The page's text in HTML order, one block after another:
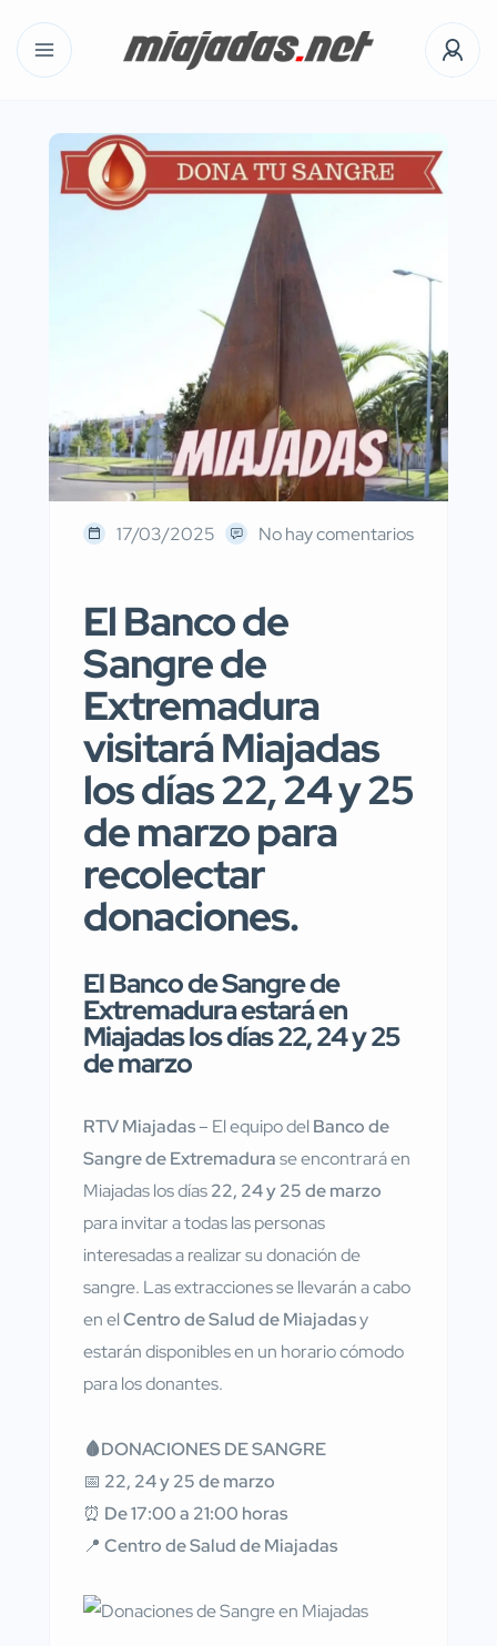
17/03/2025 No hay comentarios
El Banco de
Sangre de
Extremadura
visitará Miajadas
los días 22, 24 y 25
de marzo para
recolectar
donaciones.
El Banco de Sangre de
Extremadura estará en
Miajadas los días 22, 24 y 25
de marzo
RTV Miajadas– El equipo delBanco de
Sangre de Extremadurase encontrará en
Miajadas los días22, 24 y 25 de marzo
para invitar a todas las personas
interesadas a realizar su donación de
sangre. Las extracciones se llevarán a cabo
en elCentro de Salud de Miajadasy
estarán disponibles en un horario cómodo
para los donantes.
🩸DONACIONES DE SANGRE
📅 22, 24 y 25 de marzo
⏰ De 17:00 a 21:00 horas
📍 Centro de Salud de Miajadas